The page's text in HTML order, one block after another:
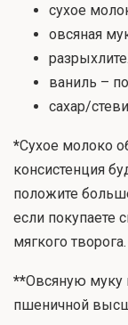
сухое
овсяная
ваниль –
сахар/
*Сухое молоко
консистенция
положите
если покупаете
мягкого творога.
**Овсяную муку
пшеничной